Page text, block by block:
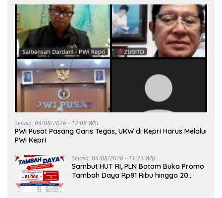
Selasa, 04/08/2026 - 12:08 WIB
PWI Pusat Pasang Garis Tegas, UKW di Kepri Harus Melalui
PWI Kepri
Selasa, 04/08/2026 - 11:23 WIB
Sambut HUT RI, PLN Batam Buka Promo
Tambah Daya Rp81 Ribu hingga 20